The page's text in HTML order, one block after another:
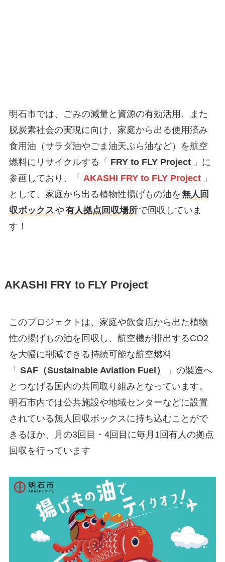
明石市では、ごみの減量と資源の有効活用、また
脱炭素社会の実現に向け、家庭から出る使用済み
食用油（サラダ油やごま油天ぷら油など）を航空
燃料にリサイクルする「 FRY to FLY Project 」に
参画しており、「 AKASHI FRY to FLY Project 」
として、家庭から出る植物性揚げもの油を 無人回
収ボックスや有人拠点回収場所で回収していま
す！
AKASHI FRY to FLY Project
このプロジェクトは、家庭や飲食店から出た植物
性の揚げもの油を回収し、航空機が排出するCO2
を大幅に削減できる持続可能な航空燃料
「 SAF（Sustainable Aviation Fuel）
」の製造へ
とつなげる国内の共同取り組みとなっています。
明石市内では公共施設や地域センターなどに設置
されている無人回収ボックスに持ち込むことがで
きるほか、月の3回目・4回目に毎月1回有人の拠点
回収を行っています